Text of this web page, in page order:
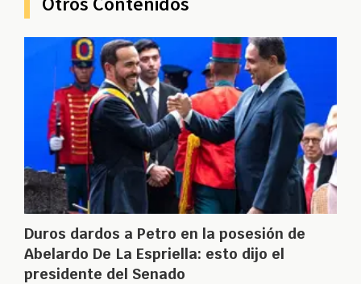
Duros dardos a Petro en la posesión de
Abelardo De La Espriella: esto dijo el
presidente del Senado